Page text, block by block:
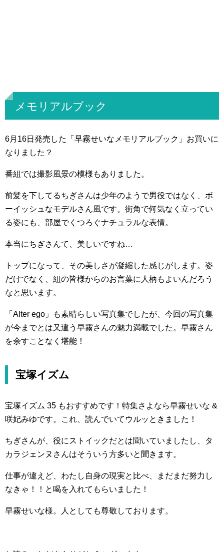
メモリアルブック
6月16日発売した「早霧せいなメモリアルブック」お買いに
なりました？
番組では撮影風景の模様もありました。
前髪を下してるちぎさんは少年のようで男役ではなく、ボ
ーイッシュなモデルさん風です。街角で何気なく立ってい
る姿にも、部屋でくつろぐナチュラルな表情。
本当にちぎさんて、美しいですね…
トップになって、その美しさが凝縮した感じがします。姿
だけでなく、組の皆様からのお言葉に人柄もよいんだろう
なと思います。
「Alter ego」も素晴らしい写真集でしたが、今回の写真集
が今までとは又違う早霧さんの魅力満載でした。早霧さん
を余すことなく堪能！
宝塚イズム
宝塚イズム 35 もおすすめです！特集さよなら早霧せいな &
咲妃みゆです。これ、読んでいてウルッときました！
ちぎさんが、役にストイックだとは聞いていましたし、タ
カラジェンヌさんはそういう方多いと聞きます。
仕事が違えど、わたし自身の現実と比べ、まだまだ努力し
なきゃ！！と喝を入れてもらいました！
早霧せいな様。人としても尊敬しております。